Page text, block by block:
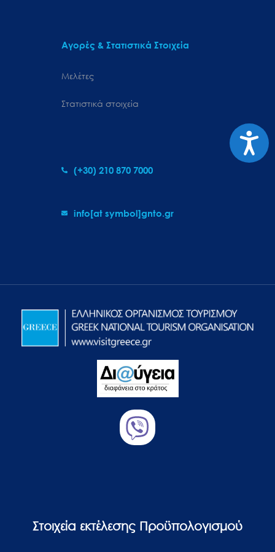
Αγορές & Στατιστικά Στοιχεία
Μελέτες
Στατιστικά στοιχεία
(+30) 210 870 7000
info[at symbol]gnto.gr
Στοιχεία εκτέλεσης Προϋπολογισμού